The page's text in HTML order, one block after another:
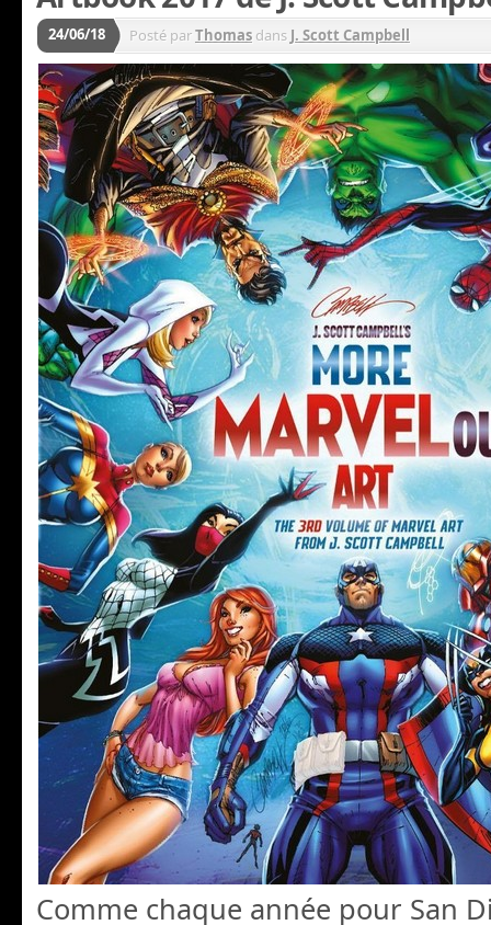
24/06/18 Posté parThomas dans J. Scott Campbell
Comme chaque année pour San